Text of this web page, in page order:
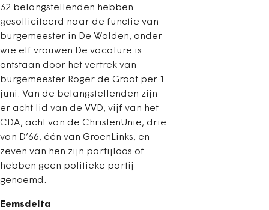
32 belangstellenden hebben
gesolliciteerd naar de functie van
burgemeester in De Wolden, onder
wie elf vrouwen.De vacature is
ontstaan door het vertrek van
burgemeester Roger de Groot per 1
juni. Van de belangstellenden zijn
er acht lid van de VVD, vijf van het
CDA, acht van de ChristenUnie, drie
van D’66, één van GroenLinks, en
zeven van hen zijn partijloos of
hebben geen politieke partij
genoemd.
Eemsdelta